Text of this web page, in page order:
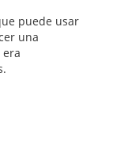
puede usar
una
era